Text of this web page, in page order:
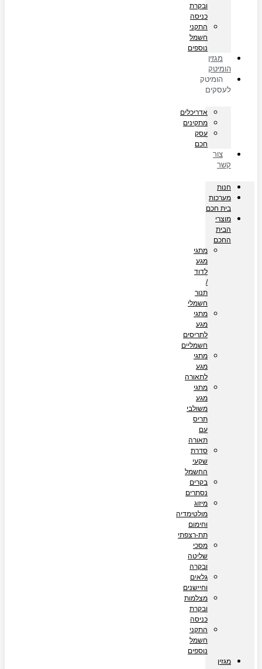
ובקרת
כניסה
התקני
חשמל
נוספים
מגזין
הומיטק
הומיטק
לעסקים
אדריכלים
מתקינים
עסק
חכם
צור
קשר
חנות
מערכות
בית חכם
מוצרי
הבית
החכם
מתגי
מגע
לדוד
/
תנור
חשמלי
מתגי
מגע
לתריסים
חשמליים
מתגי
מגע
לתאורה
מתגי
מגע
משולבי
תריס
עם
תאורה
סדרת
שקעי
החשמל
בקרים
נסתרים
מיזוג
מולטימדיה
וחימום
תת-רצפתי
מסכי
שליטה
ובקרה
גלאים
וחיישנים
מצלמות
ובקרת
כניסה
התקני
חשמל
נוספים
מגזין